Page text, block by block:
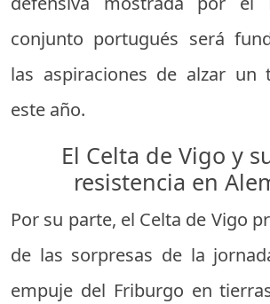
conjunto portugués será
las aspiraciones de alzar un
este año.
El Celta de Vigo y
resistencia en
Por su parte, el Celta de Vigo
de las sorpresas de la
empuje del Friburgo en